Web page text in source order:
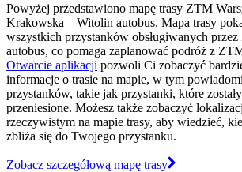
Powyżej przedstawiono mapę trasy ZTM
Krakowska – Witolin autobus. Mapa trasy
wszystkich przystanków obsługiwanych
autobus, co pomaga zaplanować podróż z
Otwarcie aplikacji pozwoli Ci zobaczyć
informacje o trasie na mapie, w tym
przystanków, takie jak przystanki, które
przeniesione. Możesz także zobaczyć
rzeczywistym na mapie trasy, aby wiedzieć,
zbliża się do Twojego przystanku.
Zobacz szczegółową mapę trasy